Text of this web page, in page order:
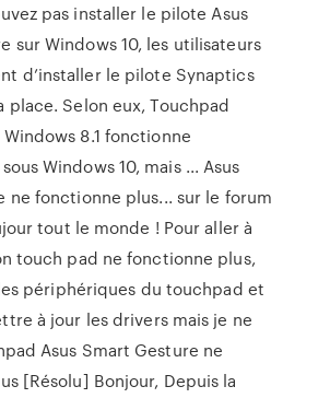
pas installer le pilote Asus
sur Windows 10, les utilisateurs
d’installer le pilote Synaptics
place. Selon eux, Touchpad
8.1 fonctionne
Windows 10, mais ... Asus
ne fonctionne plus... sur le forum
tout le monde ! Pour aller à
touch pad ne fonctionne plus,
périphériques du touchpad et
à jour les drivers mais je ne
Asus Smart Gesture ne
[Résolu] Bonjour, Depuis la